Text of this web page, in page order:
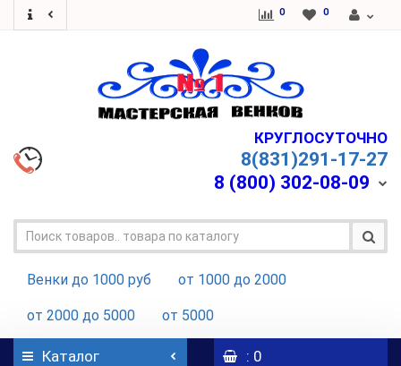
0 0
КРУГЛОСУТОЧНО
8(831)291-17-27
8 (800) 302-08-09
Венки до 1000 руб от 1000 до 2000
от 2000 до 5000 от 5000
Каталог : 0